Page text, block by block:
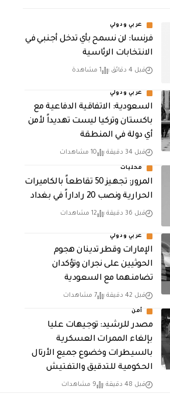
عربي ودولي
فرنسا: لن نسمح بأي تدخل أجنبي في
الانتخابات الرئاسية
قبل 4 دقائق 1 مشاهدة
عربي ودولي
السعودية: الاتفاقية الدفاعية مع
باكستان وتركيا ليست تهديداً لأمن
أي دولة في المنطقة
قبل 34 دقيقة 10 مشاهدات
محليات
المرور: تجهيز 50 تقاطعاً بالكاميرات
الحرارية ونصب 20 راداراً في بغداد
قبل 36 دقيقة 12 مشاهدات
عربي ودولي
الإمارات وقطر تدينان هجوم
الحوثيين على نجران وتؤكدان
تضامنهما مع السعودية
قبل 42 دقيقة 7 مشاهدات
أمن
مصدر للرشيد: توجيهات عليا
بإلغاء الممرات العسكرية
بالسيطرات وخضوع جميع الأرتال
الحكومية للتدقيق والتفتيش
قبل 48 دقيقة 9 مشاهدات